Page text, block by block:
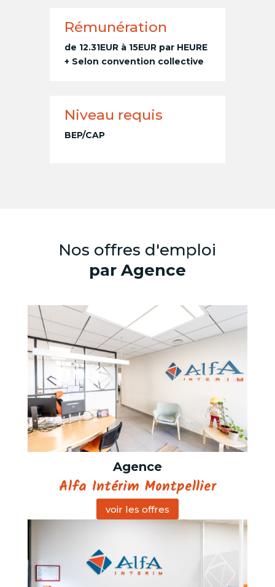
Rémunération
de 12.31EUR à 15EUR par HEURE
+ Selon convention collective
Niveau requis
BEP/CAP
Nos offres d'emploi
par Agence
Agence
Alfa Intérim Montpellier
voir les offres